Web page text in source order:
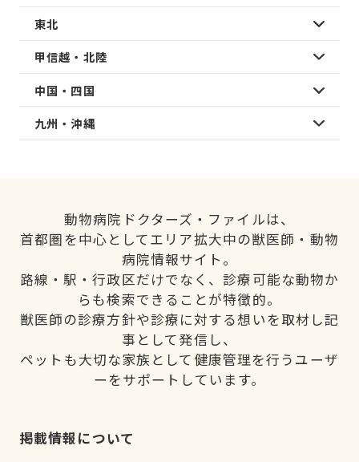
東北
甲信越・北陸
中国・四国
九州・沖縄
動物病院ドクターズ・ファイルは、
首都圏を中心としてエリア拡大中の獣医師・動物
病院情報サイト。
路線・駅・行政区だけでなく、診療可能な動物か
らも検索できることが特徴的。
獣医師の診療方針や診療に対する想いを取材し記
事として発信し、
ペットも大切な家族として健康管理を行うユーザ
ーをサポートしています。
掲載情報について